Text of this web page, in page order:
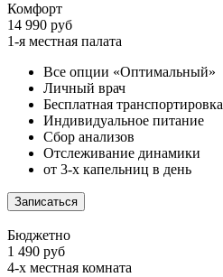
Комфорт
14 990 руб
1-я местная палата
Все опции «Оптимальный»
Личный врач
Бесплатная транспортировка
Индивидуальное питание
Сбор анализов
Отслеживание динамики
от 3-х капельниц в день
Записаться
Бюджетно
1 490 руб
4-х местная комната